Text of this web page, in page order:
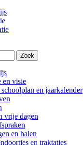
Zoek
en visie
en jaarkalender
vrije dagen
en halen
en traktaties